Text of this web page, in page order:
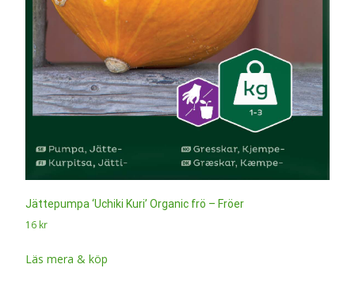
Jättepumpa ‘Uchiki Kuri’ Organic frö – Fröer
16 kr
Läs mera & köp